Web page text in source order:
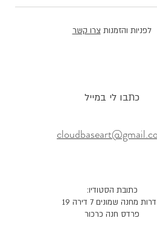
לפניות והזמנות צרו קשר
כתבו לי במייל
כתובת הסטודיו:
מחנה שמונים 7 דירה 19
פרדס חנה כרכור